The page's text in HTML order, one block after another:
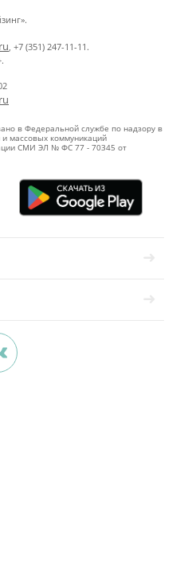
, +7 (351) 247-11-11.
в Федеральной службе по надзору в
массовых коммуникаций
СМИ ЭЛ № ФС 77 - 70345 от